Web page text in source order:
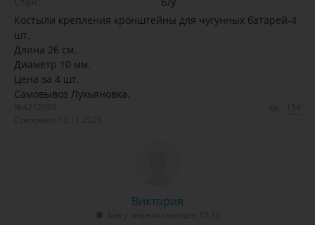
Костыли крепления кронштейны для чугунных батарей-4
шт.
Длина 26 см.
Диаметр 10 мм.
Цена за 4 шт.
Самовывоз Лукьяновка.
Виктория